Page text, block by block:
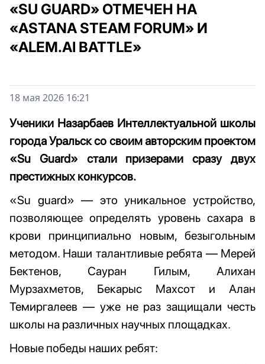
«SU GUARD» ОТМЕЧЕН НА
«ASTANA STEAM FORUM» И
«ALEM.AI BATTLE»
18 мая 2026 16:21
Ученики Назарбаев Интеллектуальной школы
города Уральск со своим авторским проектом
«Su Guard» стали призерами сразу двух
престижных конкурсов.
«Su guard» — это уникальное устройство,
позволяющее определять уровень сахара в
крови принципиально новым, безыгольным
методом. Наши талантливые ребята — Мерей
Бектенов, Сауран Гилым, Алихан
Мурзахметов, Бекарыс Махсот и Алан
Темиргалеев — уже не раз защищали честь
школы на различных научных площадках.
Новые победы наших ребят: